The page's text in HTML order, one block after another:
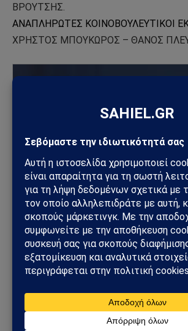
ΒΡΟΥΤΣΗΣ.
ΑΝΑΠΛΗΡΩΤΕΣ ΚΟΙΝΟΒΟΥΛΕΥΤΙΚΟΙ
ΧΡΗΣΤΟΣ ΜΠΟΥΚΩΡΟΣ – ΘΑΝΟΣ
ΑΠΟΔΕΧΤΕΊΤΕ ΤΑ COOKIES
ΝΑ ΔΕΊΤΕ ΤΟ ΒΙΝΤΕΟ